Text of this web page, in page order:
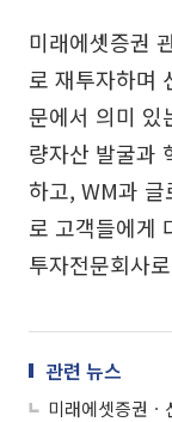
미래에셋증권
로 재투자하며
문에서 의미 있
량자산 발굴과
하고, WM과
로 고객들에게
투자전문회사
관련 뉴스
미래에셋증권ㆍ